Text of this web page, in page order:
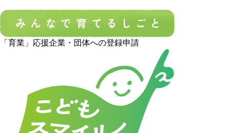
「育業」応援企業・団体への登録申請